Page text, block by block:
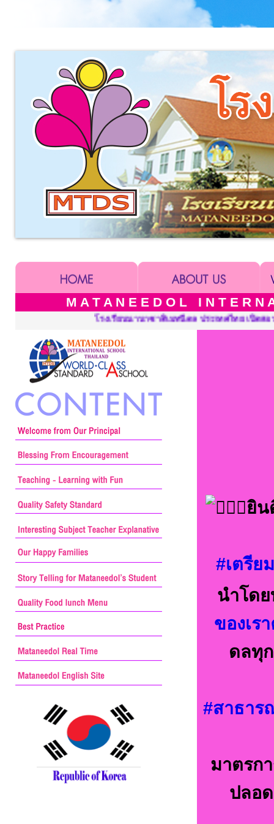
M A T A N E E D O L I N T E R
ล ประเทศไทย เปิดสอนระดับ เนอร์สเซอรี่ อนุบาล ประถมศึกษาและมั
ยิน
#เตรีย
นำโด
ของเร
ดลทุ
#สาธาร
มาตรก
ปลอ